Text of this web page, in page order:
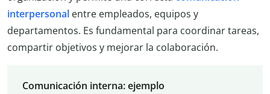
interpersonal entre empleados, equipos y
departamentos. Es fundamental para coordinar tareas,
compartir objetivos y mejorar la colaboración.
Comunicación interna: ejemplo